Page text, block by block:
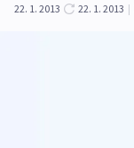
22. 1. 2013
22. 1. 2013 |